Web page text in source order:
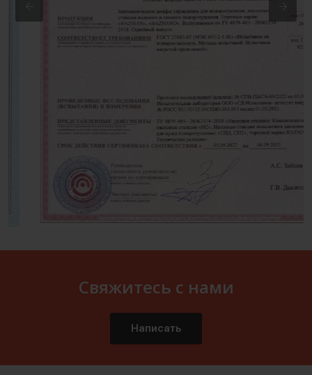
Свяжитесь с нами
Написать